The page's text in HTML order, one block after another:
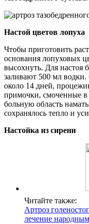
Настой цветов лопуха
Чтобы приготовить
основания лопуховых
высохнуть. Для настоя
заливают 500 мл водки.
около 14 дней,
примочки, смоченные в
больную область
сохранялось тепло и
Настойка из сирени
Читайте также:
Артроз
лечение